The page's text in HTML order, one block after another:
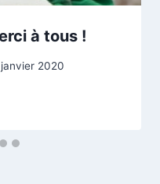
à tous !
2020